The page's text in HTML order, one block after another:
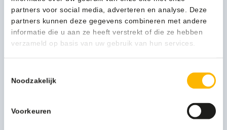
partners voor social media, adverteren en analyse. Deze
partners kunnen deze gegevens combineren met andere
informatie die u aan ze heeft verstrekt of die ze hebben
verzameld op basis van uw gebruik van hun services.
Noodzakelijk
Voorkeuren
Tijdelijk niet leverbaar
Brabantia Afvalemmer Sort & Go 25L jade - VB 212765